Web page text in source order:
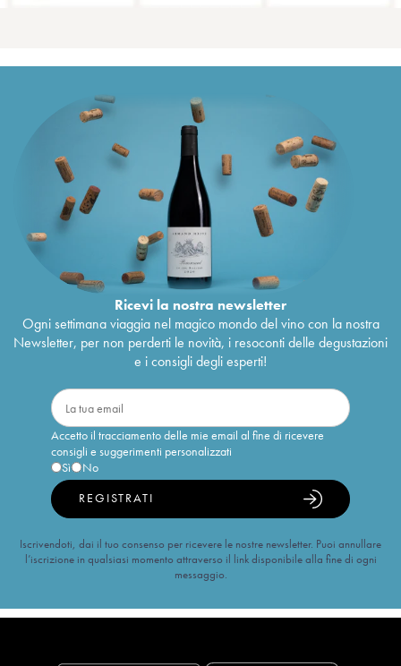
Ricevi la nostra newsletter
Ogni settimana viaggia nel magico mondo del vino con la nostra
Newsletter, per non perderti le novità, i resoconti delle degustazioni
e i consigli degli esperti!
Accetto il tracciamento delle mie email al fine di ricevere
consigli e suggerimenti personalizzati
Sì
No
REGISTRATI
Iscrivendoti, dai il tuo consenso per ricevere le nostre newsletter. Puoi annullare
l’iscrizione in qualsiasi momento attraverso il link disponibile alla fine di ogni
messaggio.